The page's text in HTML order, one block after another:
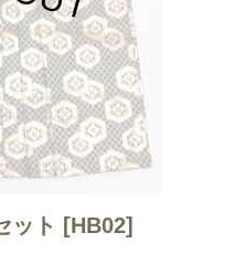
ット [HB02]